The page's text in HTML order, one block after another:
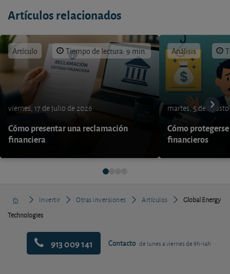
Artículos relacionados
Artículo Tiempo de lectura: 9 min.
viernes, 17 de julio de 2026
Cómo presentar una reclamación
financiera
Análisis
martes, 5 de
Cómo
financieros
Invertir Otras inversiones Artículos
Global Energy
Technologies
913 009 141 Contacto de lunes a viernes de 9h-14h